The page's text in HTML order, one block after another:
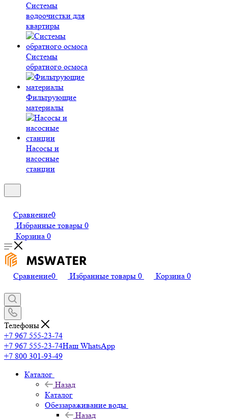
Системы
водоочистки для
квартиры
Системы
обратного осмоса
Фильтрующие
материалы
Насосы и
насосные
станции
Сравнение0
Избранные товары 0
Корзина 0
Сравнение0 Избранные товары 0 Корзина 0
Телефоны
+7 967 555-23-74
+7 967 555-23-74Наш WhatsApp
+7 800 301-93-49
Каталог
Назад
Каталог
Обеззараживание воды
Назад